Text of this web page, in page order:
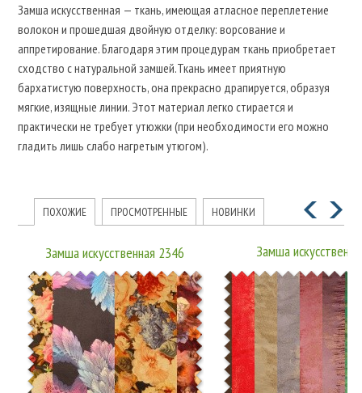
Замша искусственная — ткань, имеющая атласное переплетение
волокон и прошедшая двойную отделку: ворсование и
аппретирование. Благодаря этим процедурам ткань приобретает
сходство с натуральной замшей.Ткань имеет приятную
бархатистую поверхность, она прекрасно драпируется, образуя
мягкие, изящные линии. Этот материал легко стирается и
практически не требует утюжки (при необходимости его можно
гладить лишь слабо нагретым утюгом).
ПОХОЖИЕ ПРОСМОТРЕННЫЕ НОВИНКИ
Замша искусственная 2346
Замша
15JJRUTJ0001 P